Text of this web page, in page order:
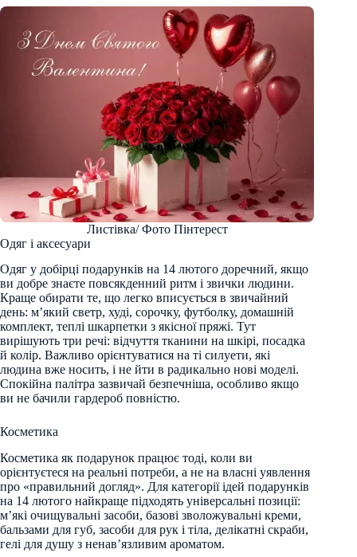
Листівка/ Фото Пінтерест
Одяг і аксесуари
Одяг у добірці подарунків на 14 лютого доречний, якщо
ви добре знаєте повсякденний ритм і звички людини.
Краще обирати те, що легко вписується в звичайний
день: м’який светр, худі, сорочку, футболку, домашній
комплект, теплі шкарпетки з якісної пряжі. Тут
вирішують три речі: відчуття тканини на шкірі, посадка
й колір. Важливо орієнтуватися на ті силуети, які
людина вже носить, і не йти в радикально нові моделі.
Спокійна палітра зазвичай безпечніша, особливо якщо
ви не бачили гардероб повністю.
Косметика
Косметика як подарунок працює тоді, коли ви
орієнтуєтеся на реальні потреби, а не на власні уявлення
про «правильний догляд». Для категорії ідей подарунків
на 14 лютого найкраще підходять універсальні позиції:
м’які очищувальні засоби, базові зволожувальні креми,
бальзами для губ, засоби для рук і тіла, делікатні скраби,
гелі для душу з ненав’язливим ароматом.